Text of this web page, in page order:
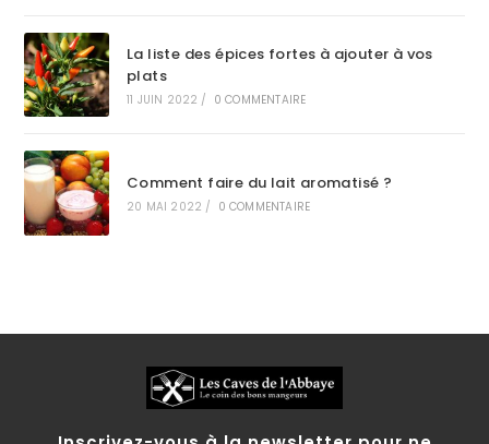
La liste des épices fortes à ajouter à vos
plats
11 JUIN 2022 / 0 COMMENTAIRE
Comment faire du lait aromatisé ?
20 MAI 2022 / 0 COMMENTAIRE